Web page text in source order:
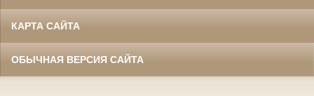
КАРТА САЙТА
ОБЫЧНАЯ ВЕРСИЯ САЙТА